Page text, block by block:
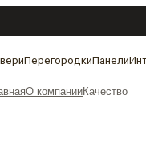
ПерегородкиПанели
О компанииКачество